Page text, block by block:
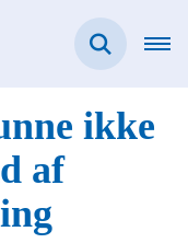
ikke
af